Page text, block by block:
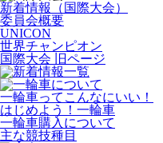
新着情報（国際大会）
委員会概要
UNICON
世界チャンピオン
国際大会 旧ページ
一輪車ってこんなにいい！
はじめよう！一輪車
一輪車購入について
主な競技種目